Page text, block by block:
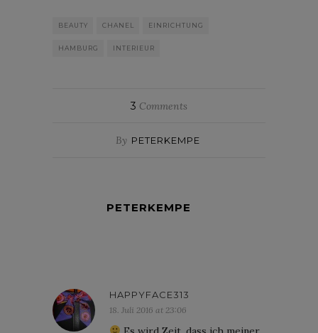
BEAUTY CHANEL EINRICHTUNG
HAMBURG INTERIEUR
3 Comments
By PETERKEMPE
PETERKEMPE
HAPPYFACE313
18. Juli 2016 at 23:06